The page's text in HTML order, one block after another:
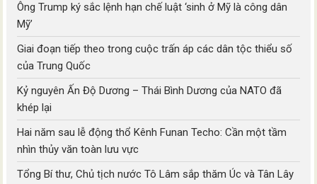
Ông Trump ký sắc lệnh hạn chế luật ‘sinh ở Mỹ là công dân
Mỹ’
Giai đoạn tiếp theo trong cuộc trấn áp các dân tộc thiểu số
của Trung Quốc
Kỷ nguyên Ấn Độ Dương – Thái Bình Dương của NATO đã
khép lại
Hai năm sau lễ động thổ Kênh Funan Techo: Cần một tầm
nhìn thủy văn toàn lưu vực
Tổng Bí thư, Chủ tịch nước Tô Lâm sắp thăm Úc và Tân Lây